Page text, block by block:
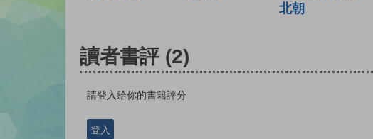
北朝
讀者書評 (2)
請登入給你的書籍評分
登入